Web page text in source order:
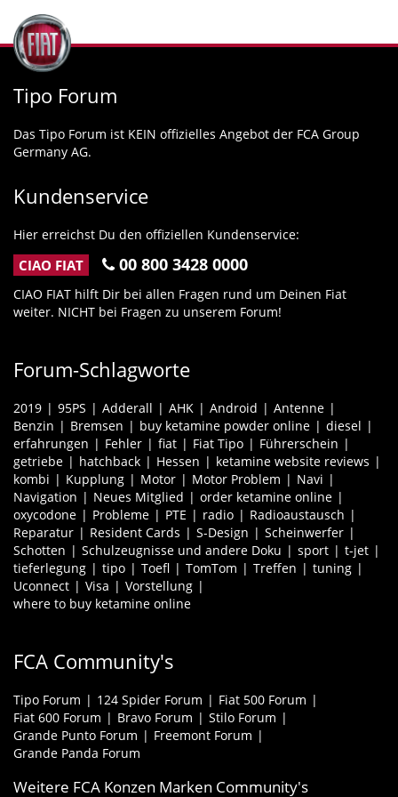
Tipo Forum
Das Tipo Forum ist KEIN offizielles Angebot der FCA Group
Germany AG.
Kundenservice
Hier erreichst Du den offiziellen Kundenservice:
CIAO FIAT 00 800 3428 0000
CIAO FIAT hilft Dir bei allen Fragen rund um Deinen Fiat
weiter. NICHT bei Fragen zu unserem Forum!
Forum-Schlagworte
2019 95PS Adderall AHK Android
Antenne
Benzin
Bremsen buy ketamine powder online
diesel
erfahrungen
Fehler fiat Fiat Tipo
Führerschein
getriebe
hatchback Hessen
ketamine website reviews
kombi
Kupplung Motor Motor Problem
Navi
Navigation
Neues Mitglied
order ketamine online
oxycodone
Probleme PTE radio
Radioaustausch
Reparatur
Resident Cards S-Design
Scheinwerfer
Schotten
Schulzeugnisse und andere Doku sport
t-jet
tieferlegung
tipo Toefl TomTom Treffen
tuning
Uconnect
Visa
Vorstellung
where to buy ketamine online
FCA Community's
Tipo Forum 124 Spider Forum
Fiat 500 Forum
Fiat 600 Forum
Bravo Forum
Stilo Forum
Grande Punto Forum
Freemont Forum
Grande Panda Forum
Weitere FCA Konzen Marken Community's